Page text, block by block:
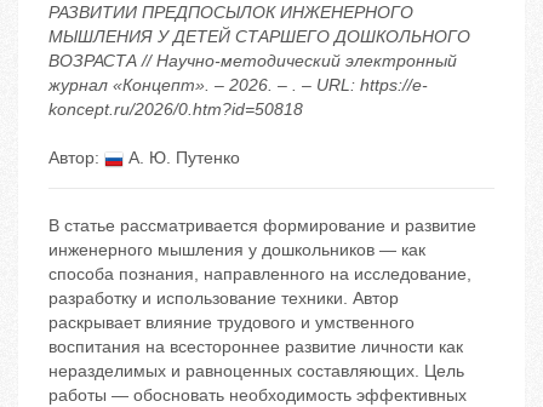
РАЗВИТИИ ПРЕДПОСЫЛОК ИНЖЕНЕРНОГО
МЫШЛЕНИЯ У ДЕТЕЙ СТАРШЕГО ДОШКОЛЬНОГО
ВОЗРАСТА // Научно-методический электронный
журнал «Концепт». – 2026. – . – URL: https://e-
koncept.ru/2026/0.htm?id=50818
Автор: А. Ю. Путенко
В статье рассматривается формирование и развитие
инженерного мышления у дошкольников — как
способа познания, направленного на исследование,
разработку и использование техники. Автор
раскрывает влияние трудового и умственного
воспитания на всестороннее развитие личности как
неразделимых и равноценных составляющих. Цель
работы — обосновать необходимость эффективных